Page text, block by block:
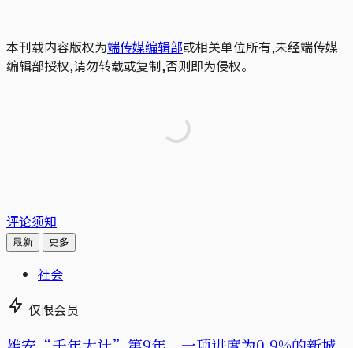
本刊载内容版权为端传媒编辑部或相关单位所有,未经端传媒
编辑部授权,请勿转载或复制,否则即为侵权。
评论须知
最新 更多
社会
仅限会员